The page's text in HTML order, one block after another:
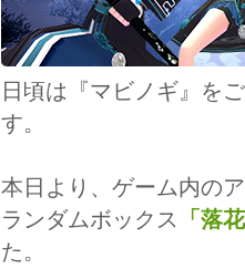
日頃は『マビノギ』を
す。
本日より、ゲーム内の
ランダムボックス
「落
た。